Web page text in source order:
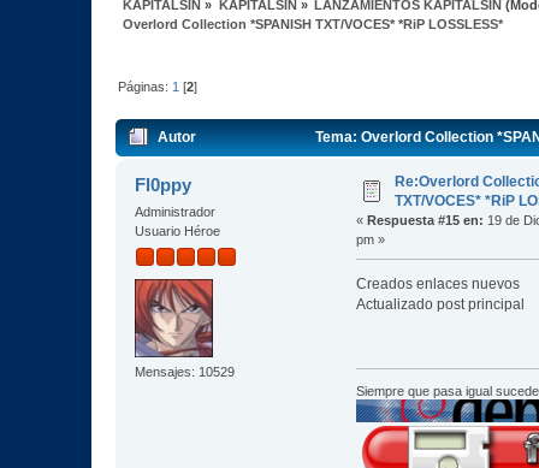
KAPITALSIN » KAPITALSIN» LANZAMIENTOS KAPITALSIN
Overlord Collection *SPANISH TXT/VOCES* *RiP LOSSLESS*
Páginas: 1 [2]
Autor Tema: Overlord Collection
Fl0ppy
Administrador
Usuario Héroe
Mensajes: 10529
Re:Overlord
TXT/VOCES* *RiP
« Respuesta #15 en: 19 de
pm »
Creados enlaces nuevos
Actualizado post principal
Siempre que pasa igual